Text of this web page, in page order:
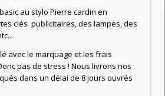
au stylo Pierre cardin en
clés publicitaires, des lampes, des
avec le marquage et les frais
pas de stress ! Nous livrons nos
dans un délai de 8 jours ouvrés